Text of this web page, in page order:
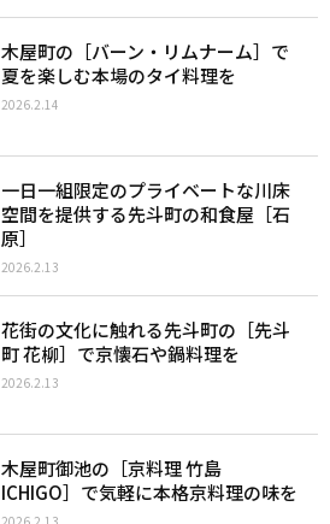
木屋町の［バーン・リムナーム］で
夏を楽しむ本場のタイ料理を
2026.2.14
一日一組限定のプライベートな川床
空間を提供する先斗町の和食屋［石
原］
2026.2.13
花街の文化に触れる先斗町の［先斗
町 花柳］で京懐石や鍋料理を
2026.2.13
木屋町御池の［京料理 竹島
ICHIGO］で気軽に本格京料理の味を